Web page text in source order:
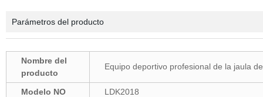
Parámetros del producto
Nombre del
producto
Equipo deportivo profesional de la jaula
Modelo NO
LDK2018